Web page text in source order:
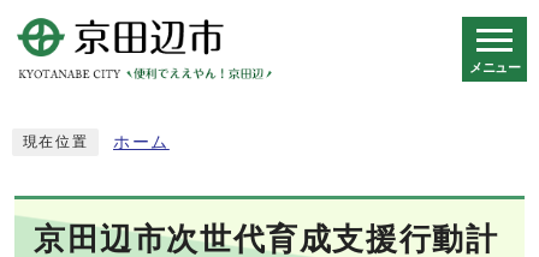
メニュー
現在位置 ホーム
京田辺市次世代育成支援行動計